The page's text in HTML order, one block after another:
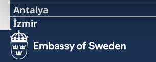
Antalya
Telefon Numarası:
+90 546 242 42 77
İzmir
İzmir Fahri Konsolosluğu şu anda
vermemektedir. Sorularınız için